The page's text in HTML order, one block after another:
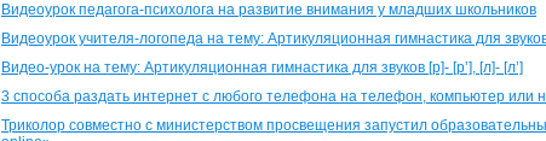
Видеоурок педагога-психолога на развитие внимания у младших школьников
Видеоурок учителя-логопеда на тему: Артикуляционная гимнастика для
Видео-урок на тему: Артикуляционная гимнастика для звуков [р]- [р’], [л]- [л’]
3 способа раздать интернет с любого телефона на телефон, компьютер или
Триколор совместно с министерством просвещения запустил